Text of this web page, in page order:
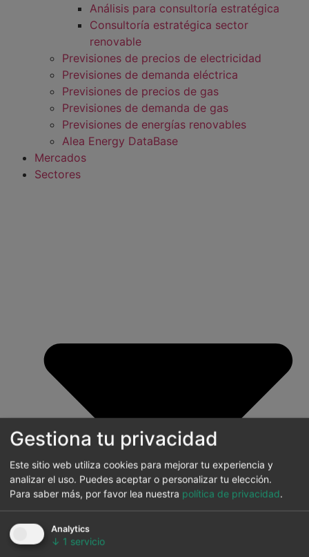
Análisis para consultoría estratégica
Consultoría estratégica sector
renovable
Previsiones de precios de electricidad
Previsiones de demanda eléctrica
Previsiones de precios de gas
Previsiones de demanda de gas
Previsiones de energías renovables
Alea Energy DataBase
Mercados
Sectores
Gestiona tu privacidad
Este sitio web utiliza cookies para mejorar tu experiencia y
analizar el uso. Puedes aceptar o personalizar tu elección.
Para saber más, por favor lea nuestra política de privacidad.
Analytics
↓ 1 servicio